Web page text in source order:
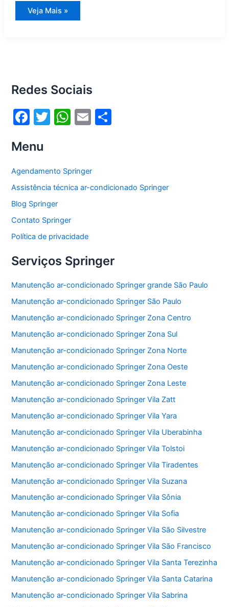
c
k
itt
Manutenção
Veja Mais »
Redes Sociais
F
c
e
b
o
o
k
T
er
W
s
A
p
E
l
Menu
Agendamento Springer
Assistência técnica ar-condicionado Springer
Blog Springer
Contato Springer
Política de privacidade
Serviços Springer
Manutenção ar-condicionado Springer grande São Paulo
Manutenção ar-condicionado Springer São Paulo
Manutenção ar-condicionado Springer Zona Centro
Manutenção ar-condicionado Springer Zona Sul
Manutenção ar-condicionado Springer Zona Norte
Manutenção ar-condicionado Springer Zona Oeste
Manutenção ar-condicionado Springer Zona Leste
Manutenção ar-condicionado Springer Vila Zatt
Manutenção ar-condicionado Springer Vila Yara
Manutenção ar-condicionado Springer Vila Uberabinha
Manutenção ar-condicionado Springer Vila Tolstoi
Manutenção ar-condicionado Springer Vila Tiradentes
Manutenção ar-condicionado Springer Vila Suzana
Manutenção ar-condicionado Springer Vila Sônia
Manutenção ar-condicionado Springer Vila Sofia
Manutenção ar-condicionado Springer Vila São Silvestre
Manutenção ar-condicionado Springer Vila São Francisco
Manutenção ar-condicionado Springer Vila Santa Terezinha
Manutenção ar-condicionado Springer Vila Santa Catarina
Manutenção ar-condicionado Springer Vila Sabrina